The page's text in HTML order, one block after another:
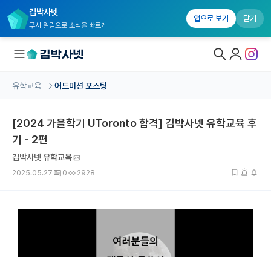
김박사넷
푸시 알림으로 소식을 빠르게
앱으로 보기 닫기
국내대학원 정보
커뮤니티
유학교육 어드미션 포스팅
[2024 가을학기 UToronto 합격] 김박사넷 유학교육 후
기 - 2편
김박사넷 유학교육
2025.05.27 0 2928